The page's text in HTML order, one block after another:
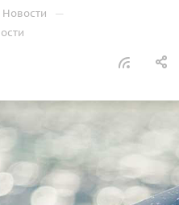
Новости —